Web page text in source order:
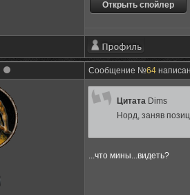
Сообщение №64
Цитата Dims
Норд, заняв
...что мины...видеть?